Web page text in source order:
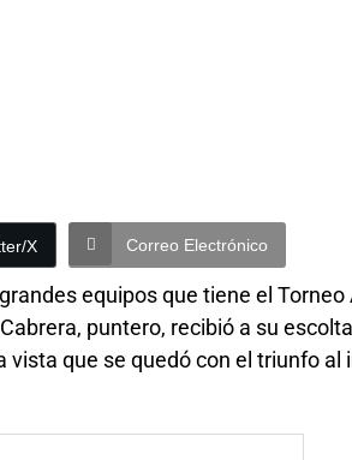
X Correo Electrónico
equipos que tiene el Torneo
puntero, recibió a su
que se quedó con el triunfo al